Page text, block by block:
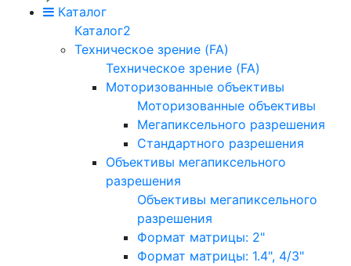
Каталог
Каталог2
Техническое зрение (FA)
Техническое зрение (FA)
Моторизованные объективы
Моторизованные объективы
Мегапиксельного разрешения
Стандартного разрешения
Объективы мегапиксельного
разрешения
Объективы мегапиксельного
разрешения
Формат матрицы: 2"
Формат матрицы: 1.4", 4/3"